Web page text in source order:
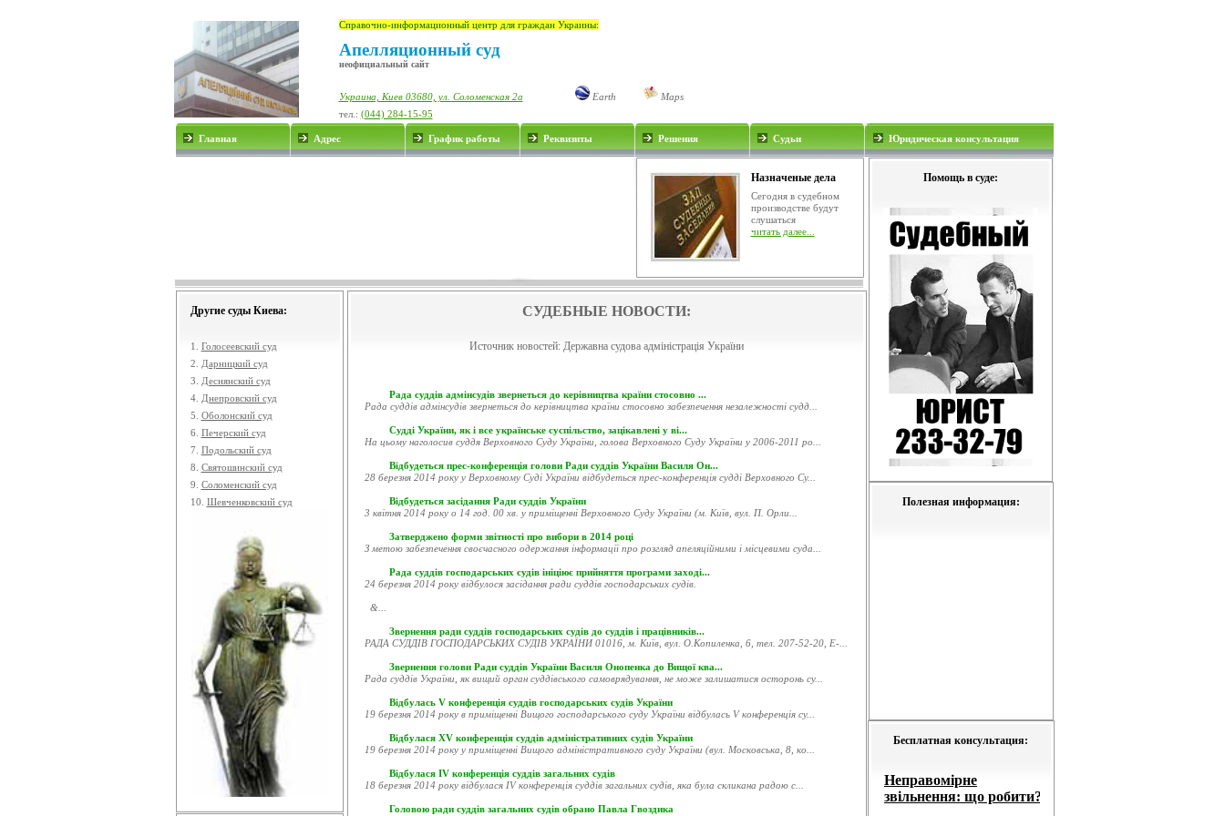
Справочно-информационный центр для граждан Украины:
Апелляционный суд
неофициальный сайт
Украина, Киев 03680, ул. Соломенская 2а Earth
Maps
тел.: (044) 284-15-95
Главная Адрес График работы Реквизиты Решения Судьи Юридическая консультация
Назначеные дела
Сегодня в судебном
производстве будут
слушаться
читать далее...
Помощь в суде:
Полезная информация:
Бесплатная консультация:
Другие суды Киева:
1. Голосеевский суд
2.
Дарницкий суд
3.
Деснянский суд
4. Днепровский суд
5. Оболонский суд
6. Печерский суд
7. Подольский суд
8. Святошинский суд
9. Соломенский суд
10. Шевченковский суд
СУДЕБНЫЕ НОВОСТИ:
Источник новостей: Державна судова адміністрація України
Рада суддів адмінсудів звернеться до керівництва країни стосовно ...
Рада суддів адмінсудів звернеться до керівництва країни стосовно забезпечення незалежності судд...
Судді України, як і все українське суспільство, зацікавлені у ві...
На цьому наголосив суддя Верховного Суду України, голова Верховного Суду України у 2006-2011 ро...
Відбудеться прес-конференція голови Ради суддів України Василя Он...
28 березня 2014 року у Верховному Суді України відбудеться прес-конференція судді Верховного Су...
Відбудеться засідання Ради суддів України
3 квітня 2014 року о 14 год. 00 хв. у приміщенні Верховного Суду України (м. Київ, вул. П. Орли...
Затверджено форми звітності про вибори в 2014 році
З метою забезпечення своєчасного одержання інформації про розгляд апеляційними і місцевими суда...
Рада суддів господарських судів ініціює прийняття програми заході...
24 березня 2014 року відбулося засідання ради суддів господарських судів.
&...
Звернення ради суддів господарських судів до суддів і працівників...
РАДА СУДДІВ ГОСПОДАРСЬКИХ СУДІВ УКРАЇНИ 01016, м. Київ, вул. О.Копиленка, 6, тел. 207-52-20, E-...
Звернення голови Ради суддів України Василя Онопенка до Вищої ква...
Рада суддів України, як вищий орган суддівського самоврядування, не може залишатися осторонь су...
Відбулась V конференція суддів господарських судів України
19 березня 2014 року в приміщенні Вищого господарського суду України відбулась V конференція су...
Відбулася XV конференція суддів адміністративних судів України
19 березня 2014 року у приміщенні Вищого адміністративного суду України (вул. Московська, 8, ко...
Відбулася ІV конференція суддів загальних судів
18 березня 2014 року відбулася ІV конференція суддів загальних судів, яка була скликана радою с...
Головою ради суддів загальних судів обрано Павла Гвоздика